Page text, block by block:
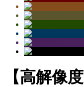
【高解像